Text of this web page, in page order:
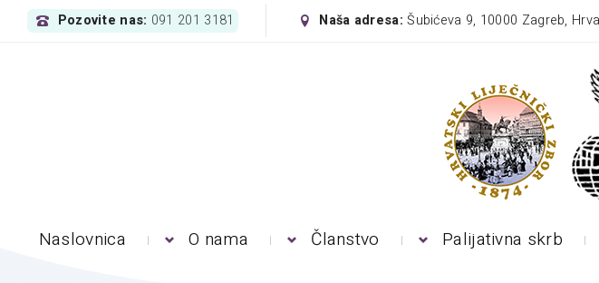
Pozovite nas: 091 201 3181 Naša adresa:Šubićeva 9, 10000 Zagreb,
Naslovnica O nama Članstvo Palijativna skrb